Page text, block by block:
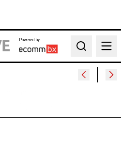
Powered by:
Search